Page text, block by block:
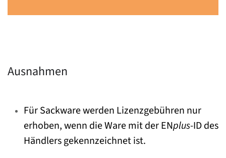
Ausnahmen
Für Sackware werden Lizenzgebühren nur
erhoben, wenn die Ware mit der ENplus-ID des
Händlers gekennzeichnet ist.